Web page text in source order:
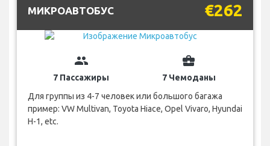
МИКРОАВТОБУС €262
group
7 Пассажиры
business_center
7 Чемоданы
Для группы из 4-7 человек или большого багажа
пример: VW Multivan, Toyota Hiace, Opel Vivaro, Hyundai
H-1, etc.